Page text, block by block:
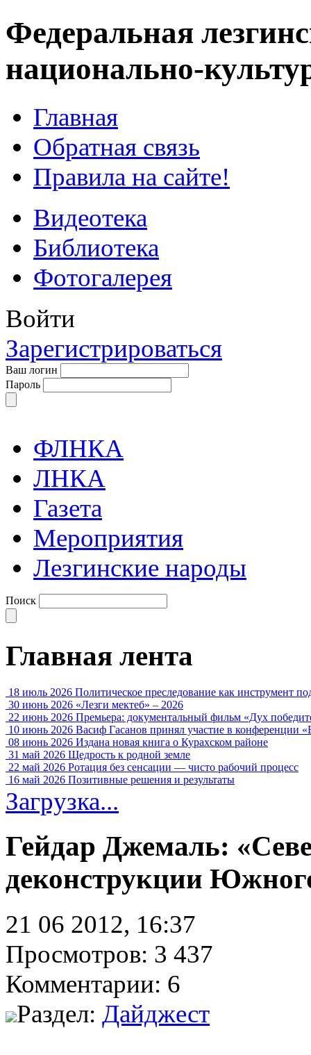
Федеральная
национально-
Главная
Обратная связь
Правила на сайте!
Видеотека
Библиотека
Фотогалерея
Войти
Зарегистрироваться
Ваш логин
Пароль
ФЛНКА
ЛНКА
Газета
Мероприятия
Лезгинские народы
Поиск
Главная лента
18 июль 2026 Политическое преследование как инструмент
30 июнь 2026 «Лезги мектеб» – 2026
22 июнь 2026 Премьера: документальный фильм «Дух
10 июнь 2026 Васиф Гасанов принял участие в конференции
08 июнь 2026 Издана новая книга о Курахском районе
31 май 2026 Щедрость к родной земле
22 май 2026 Ротация без сенсации — чисто рабочий процесс
16 май 2026 Позитивные решения и результаты
Загрузка...
Гейдар Джемаль:
деконструкции
21 06 2012, 16:37
Просмотров: 3 437
Комментарии: 6
Раздел: Дайджест